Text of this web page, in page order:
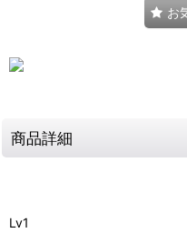
お
商品詳細
Lv1